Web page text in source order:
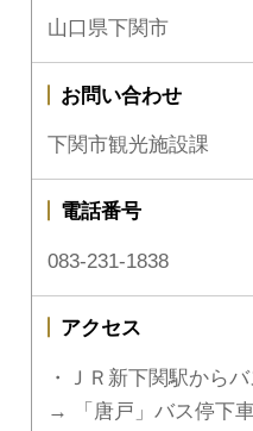
山口県下関市
お問い合わせ
下関市観光施設課
電話番号
083-231-1838
アクセス
・ＪＲ新下関駅から
→ 「唐戸」バス停下